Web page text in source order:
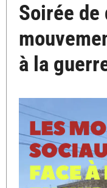
Soirée
à la